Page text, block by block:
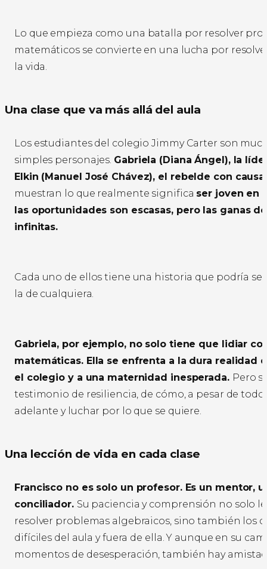
Lo que empieza como una batalla por resolver
matemáticos se convierte en una lucha por
la vida.
Una clase que va más allá del aula
Los estudiantes del colegio Jimmy Carter son
simples personajes. Gabriela (Diana Ángel), la
Elkin (Manuel José Chávez), el rebelde con causa,
muestran lo que realmente significa ser joven en
las oportunidades son escasas, pero las ganas
infinitas.
Cada uno de ellos tiene una historia que podría
la de cualquiera.
Gabriela, por ejemplo, no solo tiene que lidiar
matemáticas. Ella se enfrenta a la dura realidad
el colegio y a una maternidad inesperada. Pero
testimonio de resiliencia, de cómo, a pesar de
adelante y luchar por lo que se quiere.
Una lección de vida en cada clase
Francisco no es solo un profesor. Es un mentor,
conciliador. Su paciencia y comprensión no solo
resolver problemas algebraicos, sino también los
difíciles del aula y fuera de ella. Y aunque en su
momentos de desesperación, también hay